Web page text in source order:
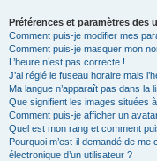
Préférences et paramètres des
Comment puis-je modifier mes
Comment puis-je masquer mon
L’heure n’est pas correcte !
J’ai réglé le fuseau horaire mais
Ma langue n’apparaît pas dans la
Que signifient les images situées
Comment puis-je afficher un
Quel est mon rang et comment
Pourquoi m’est-il demandé de
électronique d’un utilisateur ?